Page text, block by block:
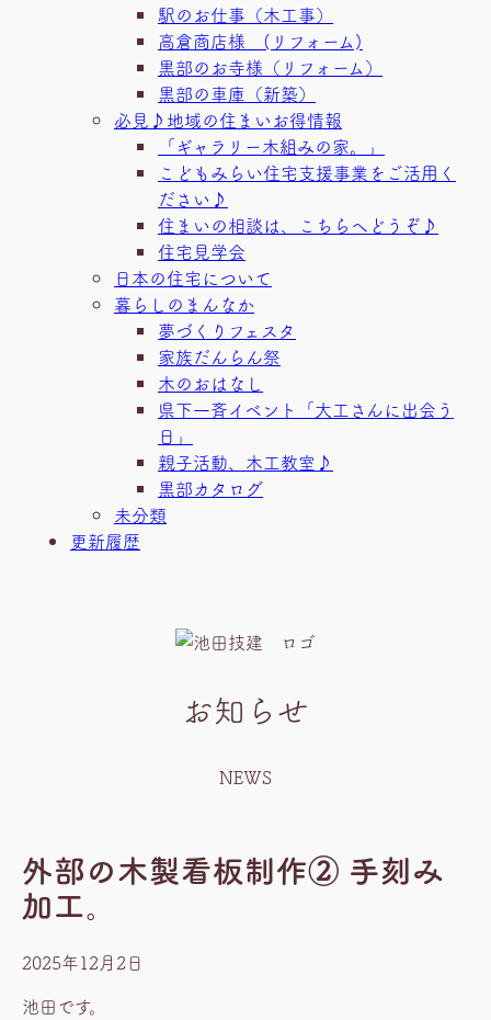
駅のお仕事（木工事）
高倉商店様 (リフォーム)
黒部のお寺様（リフォーム）
黒部の車庫（新築）
必見♪地域の住まいお得情報
「ギャラリー木組みの家。」
こどもみらい住宅支援事業をご活用く
ださい♪
住まいの相談は、こちらへどうぞ♪
住宅見学会
日本の住宅について
暮らしのまんなか
夢づくりフェスタ
家族だんらん祭
木のおはなし
県下一斉イベント「大工さんに出会う
日」
親子活動、木工教室♪
黒部カタログ
未分類
更新履歴
お知らせ
NEWS
外部の木製看板制作② 手刻み
加工。
2025年12月2日
池田です。